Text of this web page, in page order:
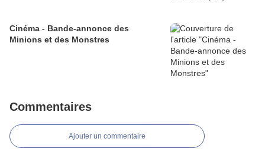
Cinéma - Bande-annonce des
Minions et des Monstres
Commentaires
Ajouter un commentaire